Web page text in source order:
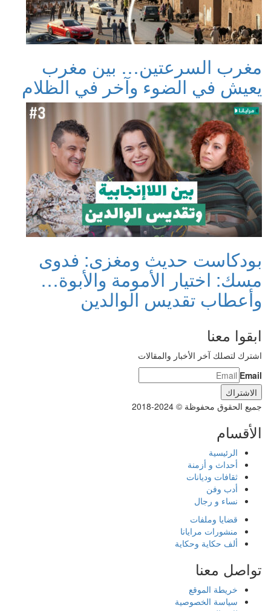
مغرب السرعتين… بين مغرب
يعيش في الضوء وآخر في الظلام
بودكاست حديث ومغزى: فدوى
مسك: اختيار الأمومة والأبوة…
وأعطاب تقديس الوالدين
ابقوا معنا
اشترك لتصلك آخر الأخبار والمقالات
Email
جميع الحقوق محفوظة © 2024-2018
الأقسام
الرئيسية
أحداث و أزمنة
ثقافات وديانات
أدب وفن
نساء و رجال
قضايا وملفات
منشورات مرايانا
ألف حكاية وحكاية
تواصل معنا
خريطة الموقع
سياسة الخصوصية